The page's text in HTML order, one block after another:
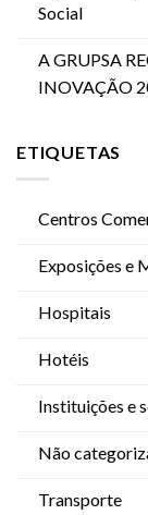
Social
A GRUPSA
INOVAÇÃO
ETIQUETAS
Centros
Exposições e
Hospitais
Hotéis
Instituições e
Não
Transporte